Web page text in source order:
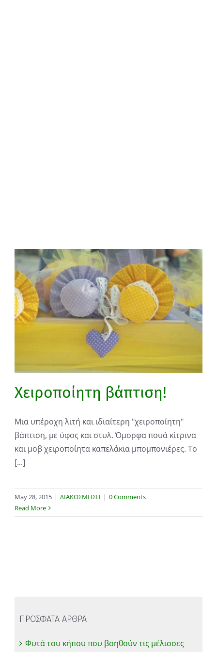
Χειροποίητη βάπτιση!
Μια υπέροχη λιτή και ιδιαίτερη "χειροποίητη"
βάπτιση, με ύφος και στυλ. Όμορφα πουά κίτρινα
και μοβ χειροποίητα καπελάκια μπομπονιέρες. Το
[...]
May 28, 2015 | ΔΙΑΚΟΣΜΗΣΗ | 0 Comments
Read More
ΠΡΟΣΦΑΤΑ ΑΡΘΡΑ
Φυτά του κήπου που βοηθούν τις μέλισσες